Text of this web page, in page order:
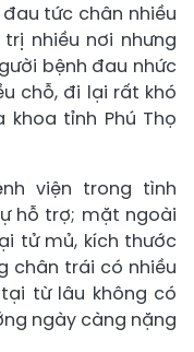
đau tức chân nhiều
nhiều nơi nhưng
bệnh đau nhức
chỗ, đi lại rất khó
khoa tỉnh Phú Thọ
viện trong tình
hỗ trợ; mặt ngoài
tử mủ, kích thước
chân trái có nhiều
từ lâu không có
ngày càng nặng